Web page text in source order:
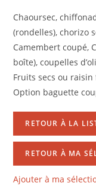
Chaoursec,
(rondelles), chorizo
Camembert coupé,
boîte), coupelles
Fruits secs ou
Option baguette
RETOUR À LA
RETOUR À MA
Ajouter à ma